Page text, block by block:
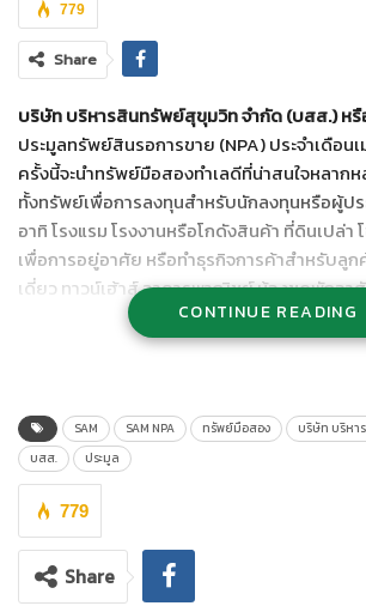
779
Share
บริษัท บริหารสินทรัพย์สุขุมวิท จำกัด (บสส.) ห
ประมูลทรัพย์สินรอการขาย (NPA) ประจำเดือน
ครั้งนี้จะนำทรัพย์มือสองทำเลดีที่น่าสนใจหลากห
ทั้งทรัพย์เพื่อการลงทุนสำหรับนักลงทุนหรือผู้ป
อาทิ โรงแรม โรงงานหรือโกดังสินค้า ที่ดินเปล่า
เพื่อการอยู่อาศัย หรือทำธุรกิจการค้าสำหรับลู
เดี่ยว ทาวน์เฮ้าส์ อาคารพาณิชย์ ห้องชุดพักอา
รวมมูลค่าทั้งสิ้นประมาณ 1,200 ล้านบาท กำหนด
ศุกร์ที่ 30 เมษายน 2564 ณ สำนักงานใหญ่ของ
ตัวอย่างทรัพย์เด่นเพื่อการลงทุน อาทิ โรงงาน เนื้
(สุขุมวิท 105) เขตพระโขนง ใจกลางย่านธุรกิจ ใ
พยาบาลและโรงเรียน ราคาเริ่มต้น 27.72 ล้านบา
65 ไร่ 2 งานเศษ จ.ปราจีนบุรี ใกล้ อบต. เขาไม้แ
ริมน้ำ ภายในประกอบด้วยอาคารต่าง ๆ ทั้งโรงง
โรงจอดรถ บ้านพักอาศัย ฯลฯ ราคาเริ่มต้น
เนื้อที่ 4 ไร่เศษ ย่านตลาดขวัญ ใจกลางเมืองนน
CONTINUE READING
SAM SAM NPA ทรัพย์มือสอง
บริษัท บริหา
บสส.
ประมูล
779
Share